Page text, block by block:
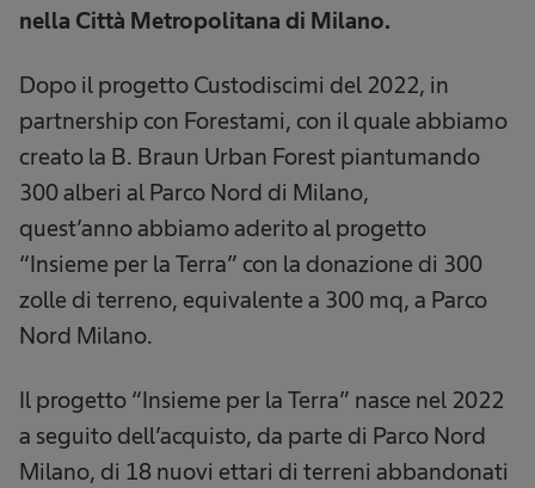
nella Città Metropolitana di Milano.
Dopo il progetto Custodiscimi del 2022, in
partnership con Forestami, con il quale abbiamo
creato la B. Braun Urban Forest piantumando
300 alberi al Parco Nord di Milano,
quest’anno abbiamo aderito al progetto
“Insieme per la Terra” con la donazione di 300
zolle di terreno, equivalente a 300 mq, a Parco
Nord Milano.
Il progetto “Insieme per la Terra” nasce nel 2022
a seguito dell’acquisto, da parte di Parco Nord
Milano, di 18 nuovi ettari di terreni abbandonati